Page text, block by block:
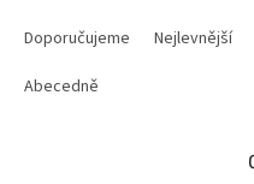
Doporučujeme Nejlevnější
Abecedně